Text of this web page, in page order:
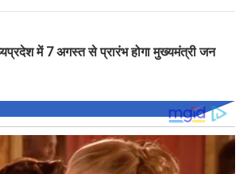
में 7 अगस्त से प्रारंभ होगा मुख्यमंत्री जन